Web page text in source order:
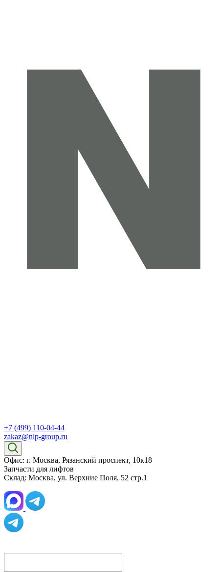
+7 (499) 110-04-44
zakaz@nlp-group.ru
Офис: г. Москва, Рязанский проспект, 10к18
Запчасти для лифтов
Склад: Москва, ул. Верхние Поля, 52 стр.1